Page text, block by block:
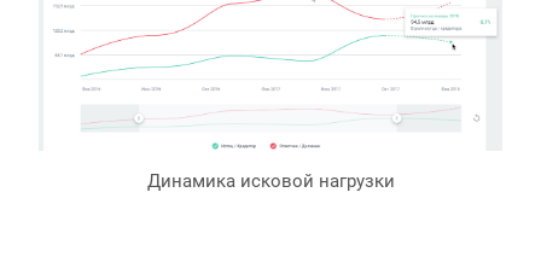
Динамика исковой нагрузки